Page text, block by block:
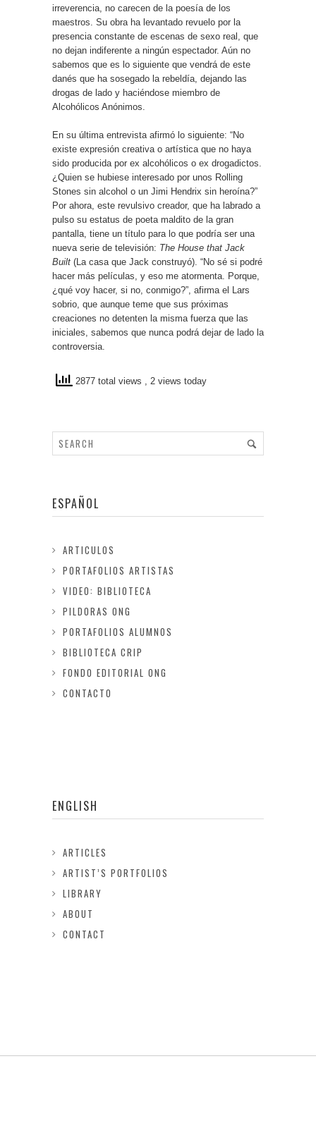
irreverencia, no carecen de la poesía de los
maestros. Su obra ha levantado revuelo por la
presencia constante de escenas de sexo real, que
no dejan indiferente a ningún espectador. Aún no
sabemos que es lo siguiente que vendrá de este
danés que ha sosegado la rebeldía, dejando las
drogas de lado y haciéndose miembro de
Alcohólicos Anónimos.
En su última entrevista afirmó lo siguiente: “No
existe expresión creativa o artística que no haya
sido producida por ex alcohólicos o ex drogadictos.
¿Quien se hubiese interesado por unos Rolling
Stones sin alcohol o un Jimi Hendrix sin heroína?”
Por ahora, este revulsivo creador, que ha labrado a
pulso su estatus de poeta maldito de la gran
pantalla, tiene un título para lo que podría ser una
nueva serie de televisión: The House that Jack
Built (La casa que Jack construyó). “No sé si podré
hacer más películas, y eso me atormenta. Porque,
¿qué voy hacer, si no, conmigo?”, afirma el Lars
sobrio, que aunque teme que sus próximas
creaciones no detenten la misma fuerza que las
iniciales, sabemos que nunca podrá dejar de lado la
controversia.
2877 total views , 2 views today
ESPAÑOL
ARTICULOS
PORTAFOLIOS ARTISTAS
VIDEO: BIBLIOTECA
PILDORAS ONG
PORTAFOLIOS ALUMNOS
BIBLIOTECA CRIP
FONDO EDITORIAL ONG
CONTACTO
ENGLISH
ARTICLES
ARTIST’S PORTFOLIOS
LIBRARY
ABOUT
CONTACT